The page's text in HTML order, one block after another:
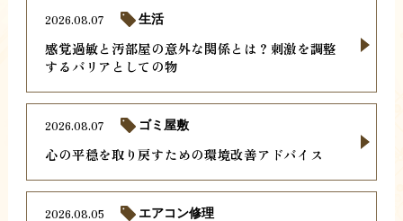
感覚過敏と汚部屋の意外な関係とは？刺激を調整
するバリアとしての物
2026.08.07 生活
心の平穏を取り戻すための環境改善アドバイス
2026.08.07 ゴミ屋敷
2026.08.05 エアコン修理